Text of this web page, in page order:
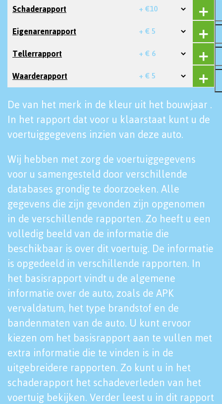
Schaderapport + €10
Eigenarenrapport + € 5
Tellerrapport + € 6
Waarderapport + € 5
De van het merk in de kleur uit het bouwjaar .
In het rapport dat voor u klaarstaat kunt u de
voertuiggegevens inzien van deze auto.
Wij hebben met zorg de voertuiggegevens
voor u samengesteld door verschillende
databases grondig te doorzoeken. Alle
gegevens die zijn gevonden zijn opgenomen
in de verschillende rapporten. Zo heeft u een
volledig beeld van de informatie die
beschikbaar is over dit voertuig. De informatie
is opgedeeld in verschillende rapporten. In
het basisrapport vindt u de algemene
informatie over de auto, zoals de APK
vervaldatum, het type brandstof en de
bandenmaten van de auto. U kunt ervoor
kiezen om het basisrapport aan te vullen met
extra informatie die te vinden is in de
uitgebreidere rapporten. Zo kunt u in het
schaderapport het schadeverleden van het
voertuig bekijken. Verder leest u in dit rapport